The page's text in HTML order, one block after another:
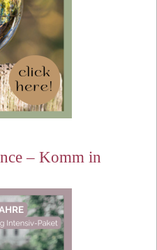
– Komm in